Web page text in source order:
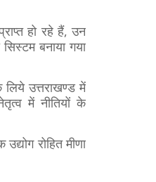
हो रहे हैं, उन
बनाया गया
लिये उत्तराखण्ड में
में नीतियों के
रोहित मीणा